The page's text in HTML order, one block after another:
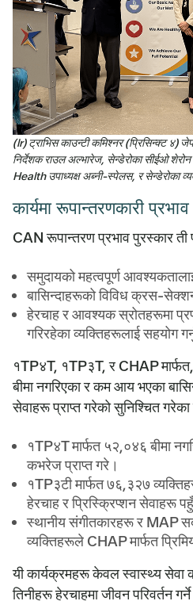
(lr) ट्राभिस काउन्टी कमिश्नर (प्रिसिन्क्ट ४)
निर्देशक राउल अल्भारेज, सेन्डेरोका सीईओ
Health उपाध्यक्ष अब्नी-स्पेलस, र सेन्डेरोका
कार्यमा रूपान्तरणकारी प्रभाव
CAN रूपान्तरण प्रभाव पुरस्कार
समुदायको महत्वपूर्ण
बासिन्दाहरूको विविध क्रस-
हेरचाह र आवश्यक स्रोतहरूमा
गरिरहेका व्यक्तिहरूलाई सहयोग
१TP४T, १TP३T, र CHAP
बीमा नगरिएका र कम आय भएका
सेवाहरू प्राप्त गरेको सुनिश्चित
१TP४T मार्फत ५२,०४६ बीमा
कभरेज प्राप्त गरे।
१TP३टी मार्फत ७६,३२७
हेरचाह र प्रिस्क्रिप्शन सेवाहरू
स्थानीय संगीतकारहरू र MAP
व्यक्तिहरूले CHAP मार्फत
यी कार्यक्रमहरू केवल स्वास्थ्य सेवा
तिनीहरू हेरचाहमा जीवन परिवर्तन